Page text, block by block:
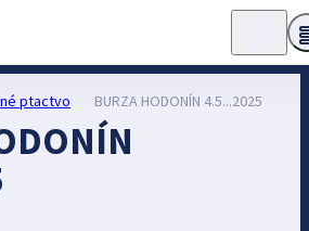
ptactvo BURZA HODONÍN 4.5...2025